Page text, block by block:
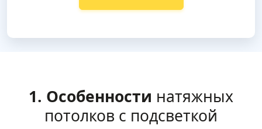
1. Особенности натяжных
потолков с подсветкой